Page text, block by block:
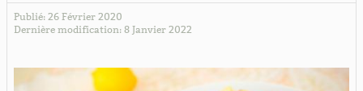
Publié: 26 Février 2020
Dernière modification: 8 Janvier 2022